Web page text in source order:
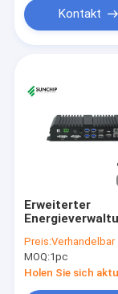
Kontakt
Erweiterter
mit Android 12
und Dual 1000M
Preis:Verhandelbar
MOQ:1pc